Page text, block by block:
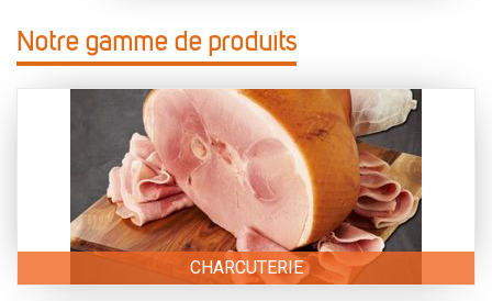
Notre gamme de produits
CHARCUTERIE